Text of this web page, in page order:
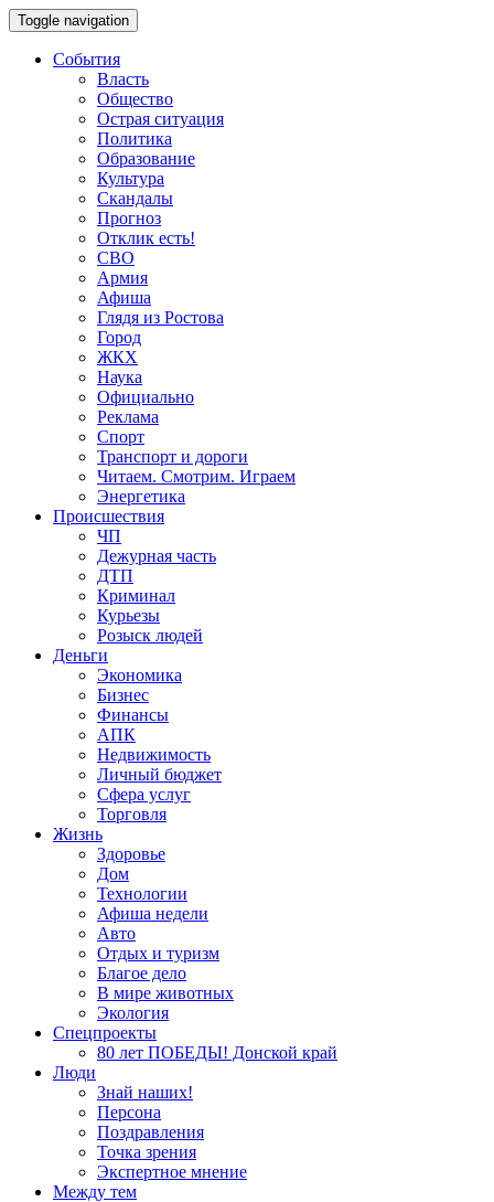
Toggle navigation
События
Власть
Общество
Острая ситуация
Политика
Образование
Культура
Скандалы
Прогноз
Отклик есть!
СВО
Армия
Афиша
Глядя из Ростова
Город
ЖКХ
Наука
Официально
Реклама
Спорт
Транспорт и дороги
Читаем. Смотрим. Играем
Энергетика
Происшествия
ЧП
Дежурная часть
ДТП
Криминал
Курьезы
Розыск людей
Деньги
Экономика
Бизнес
Финансы
АПК
Недвижимость
Личный бюджет
Сфера услуг
Торговля
Жизнь
Здоровье
Дом
Технологии
Афиша недели
Авто
Отдых и туризм
Благое дело
В мире животных
Экология
Спецпроекты
80 лет ПОБЕДЫ! Донской край
Люди
Знай наших!
Персона
Поздравления
Точка зрения
Экспертное мнение
Между тем